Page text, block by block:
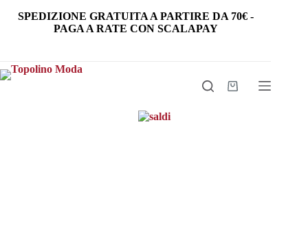
SPEDIZIONE GRATUITA A PARTIRE DA 70€ -
PAGA A RATE CON SCALAPAY